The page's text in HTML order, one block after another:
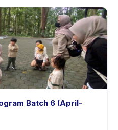
Batch 6 (April-